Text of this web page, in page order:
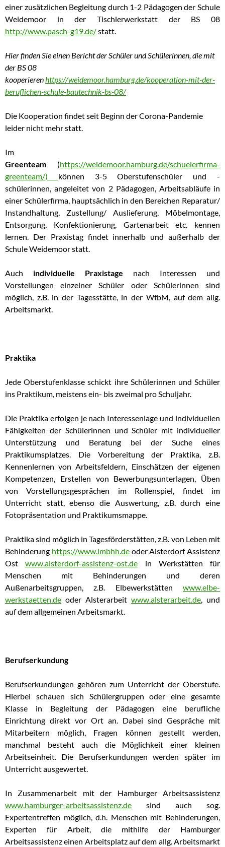
einer zusätzlichen Begleitung durch 1-2 Pädagogen der Schule
Weidemoor in der Tischlerwerkstatt der BS 08
http://www.pasch-g19.de/statt.
Hier finden Sie einen Bericht der Schüler und Schülerinnen, die mit
der BS 08
kooperierenhttps://weidemoor.hamburg.de/kooperation-mit-der-
beruflichen-schule-bautechnik-bs-08/
Die Kooperation findet seit Beginn der Corona-Pandemie
leider nicht mehr statt.
Im
Greenteam (https://weidemoor.hamburg.de/schuelerfirma-
greenteam/) können 3-5 Oberstufenschüler und -
schülerinnen, angeleitet von 2 Pädagogen, Arbeitsabläufe in
einer Schülerfirma, hauptsächlich in den Bereichen Reparatur/
Instandhaltung, Zustellung/ Auslieferung, Möbelmontage,
Entsorgung, Konfektionierung, Gartenarbeit etc. kennen
lernen. Der Praxistag findet innerhalb und außerhalb der
Schule Weidemoor statt.
Auch individuelle Praxistage nach Interessen und
Vorstellungen einzelner Schüler oder Schülerinnen sind
möglich, z.B. in der Tagesstätte, in der WfbM, auf dem allg.
Arbeitsmarkt.
Praktika
Jede Oberstufenklasse schickt ihre Schülerinnen und Schüler
ins Praktikum, meistens ein- bis zweimal pro Schuljahr.
Die Praktika erfolgen je nach Interessenlage und individuellen
Fähigkeiten der Schülerinnen und Schüler mit individueller
Unterstützung und Beratung bei der Suche eines
Praktikumsplatzes. Die Vorbereitung der Praktika, z.B.
Kennenlernen von Arbeitsfeldern, Einschätzen der eigenen
Kompetenzen, Erstellen von Bewerbungsunterlagen, Üben
von Vorstellungsgesprächen im Rollenspiel, findet im
Unterricht statt, ebenso die Auswertung, z.B. durch eine
Fotopräsentation und Praktikumsmappe.
Praktika sind möglich in Tagesförderstätten, z.B. von Leben mit
Behinderung https://www.lmbhh.deoder Alsterdorf Assistenz
Ostwww.alsterdorf-assistenz-ost.de in Werkstätten für
Menschen mit Behinderungen und deren
Außenarbeitsgruppen, z.B. Elbewerkstätten www.elbe-
werkstaetten.de oder Alsterarbeit www.alsterarbeit.de, und
auf dem allgemeinen Arbeitsmarkt.
Berufserkundung
Berufserkundungen gehören zum Unterricht der Oberstufe.
Hierbei schauen sich Schülergruppen oder eine gesamte
Klasse in Begleitung der Pädagogen eine berufliche
Einrichtung direkt vor Ort an. Dabei sind Gespräche mit
Mitarbeitern möglich, Fragen können gestellt werden,
manchmal besteht auch die Möglichkeit einer kleinen
Arbeitseinheit. Die Berufserkundungen werden später im
Unterricht ausgewertet.
In Zusammenarbeit mit der Hamburger Arbeitsassistenz
www.hamburger-arbeitsassistenz.de sind auch sog.
Expertentreffen möglich, d.h. Menschen mit Behinderungen,
Experten für Arbeit, die mithilfe der Hamburger
Arbeitsassistenz einen Arbeitsplatz auf dem allg. Arbeitsmarkt